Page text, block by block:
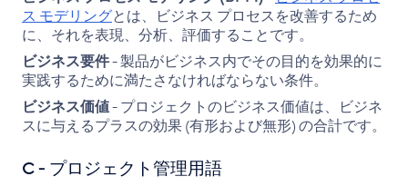
ス モデリングとは、ビジネス プロセスを改善するため
に、それを表現、分析、評価することです。
ビジネス要件- 製品がビジネス内でその目的を効果的に
実践するために満たさなければならない条件。
ビジネス価値- プロジェクトのビジネス価値は、ビジネ
スに与えるプラスの効果 (有形および無形) の合計です。
C - プロジェクト管理用語